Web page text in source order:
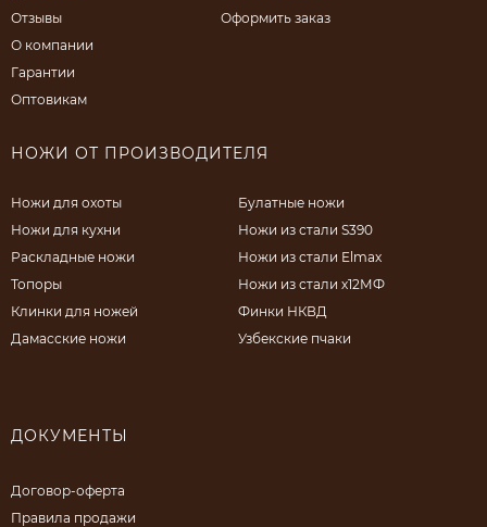
Отзывы
О компании
Гарантии
Оптовикам
Оформить заказ
НОЖИ ОТ ПРОИЗВОДИТЕЛЯ
Ножи для охоты
Ножи для кухни
Раскладные ножи
Топоры
Клинки для ножей
Дамасские ножи
Булатные ножи
Ножи из стали S390
Ножи из стали Elmax
Ножи из стали х12МФ
Финки НКВД
Узбекские пчаки
ДОКУМЕНТЫ
Договор-оферта
Правила продажи